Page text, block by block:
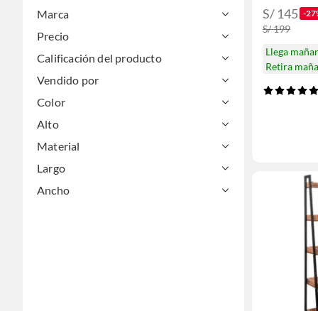
Marca
Precio
Calificación del producto
Vendido por
Color
Alto
Material
Largo
Ancho
S/ 145 -
S/ 199
Llega
Retira